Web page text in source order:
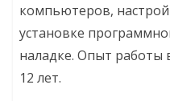
компьютеров,
установке
наладке. Опыт работы
12 лет.